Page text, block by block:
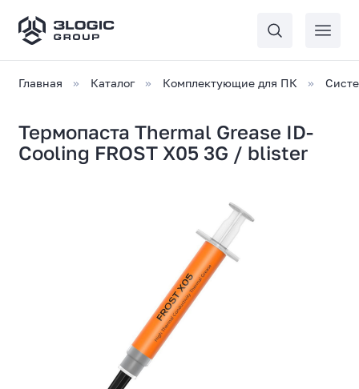
Главная Каталог Комплектующие для ПК
Термопаста Thermal Grease ID-
Cooling FROST X05 3G / blister